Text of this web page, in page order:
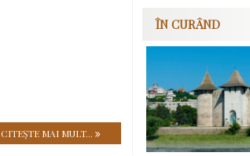
CITEŞTE MAI MULT...
ÎN CURÂND